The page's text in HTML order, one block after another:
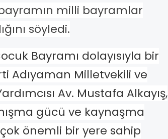
milli bayramlar
söyledi.
Bayramı dolayısıyla bir
Adıyaman Milletvekili ve
Av. Mustafa Alkayış,
gücü ve kaynaşma
çok önemli bir yere sahip